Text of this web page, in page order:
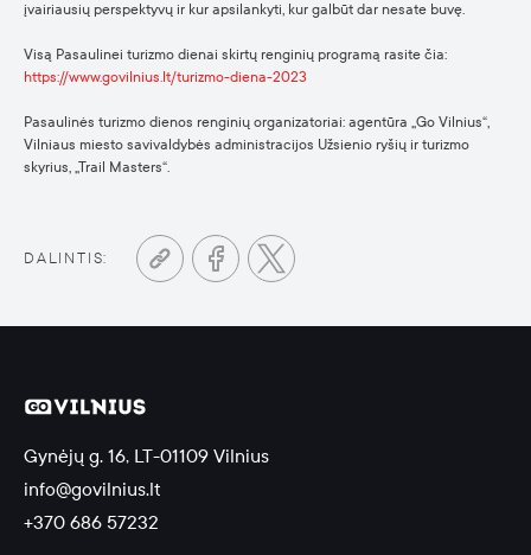
įvairiausių perspektyvų ir kur apsilankyti, kur galbūt dar nesate buvę.
Visą Pasaulinei turizmo dienai skirtų renginių programą rasite čia:
https://www.govilnius.lt/turizmo-diena-2023
Pasaulinės turizmo dienos renginių organizatoriai: agentūra „Go Vilnius“,
Vilniaus miesto savivaldybės administracijos Užsienio ryšių ir turizmo
skyrius, „Trail Masters“.
DALINTIS:
Gynėjų g. 16, LT-01109 Vilnius
info@govilnius.lt
+370 686 57232